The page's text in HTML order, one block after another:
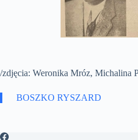
/zdjęcia: Weronika Mróz, Michalina
BOSZKO RYSZARD